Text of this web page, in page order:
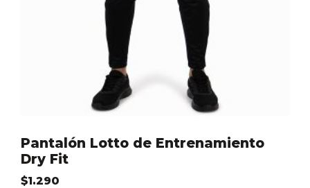
Pantalón Lotto de Entrenamiento
Dry Fit
$1.290